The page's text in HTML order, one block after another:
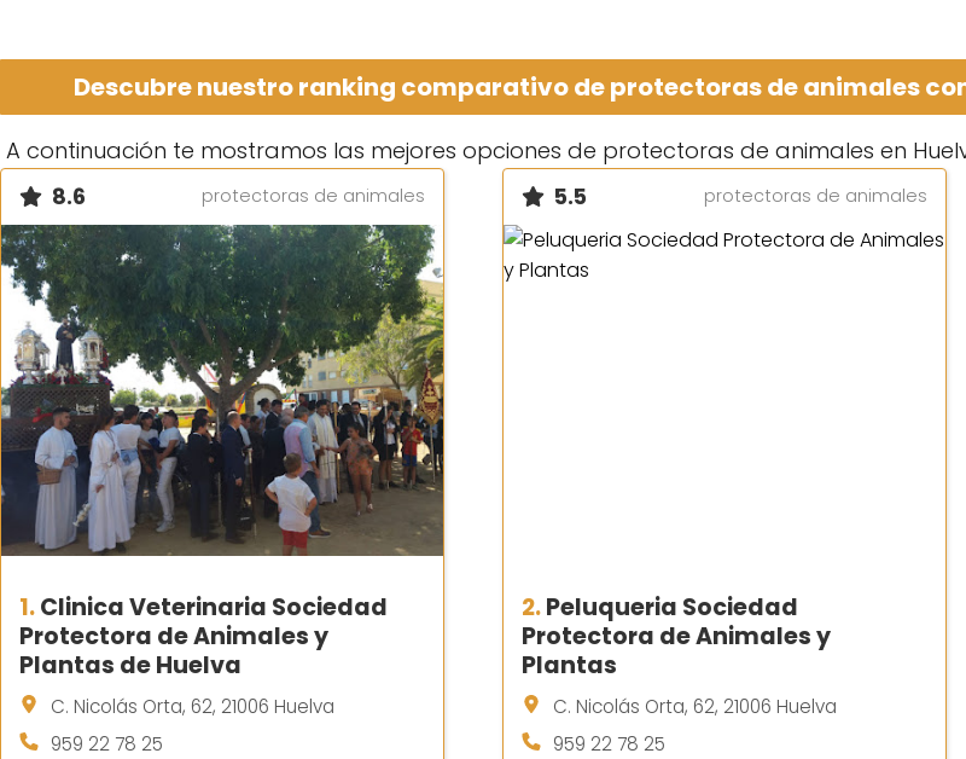
Descubre nuestro ranking comparativo de protectoras de animales
A continuación te mostramos las mejores opciones de protectoras de animales en
8.6 protectoras de animales
1.Clinica Veterinaria Sociedad
Protectora de Animales y
Plantas de Huelva
C. Nicolás Orta, 62, 21006 Huelva
959 22 78 25
5.5 protectoras de animales
2.Peluqueria Sociedad
Protectora de Animales y
Plantas
C. Nicolás Orta, 62, 21006 Huelva
959 22 78 25